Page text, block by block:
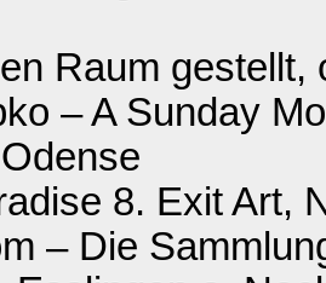
Raum gestellt,
– A Sunday
8. Exit Art,
– Die